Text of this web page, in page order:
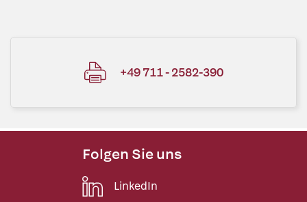
+49 711 - 2582-390
Folgen Sie uns
LinkedIn